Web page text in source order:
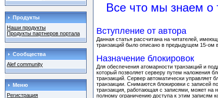
Продукты
Наши продукты
Продукты партнеров портала
Сообщества
Alef community
Меню
Регистрация
Все что мы знаем о
Вступление от автора
Данная статья рассчитана на читателей,
транзакций было описано в предыдущем 15-ом
Назначение блокировок
Для обеспечения атомарности транзакций и
который позволяет серверу путем наложения
транзакций. Сервер автоматически управляет
транзакции. Снимаются блокировки с записей
транзакция, работающая с записями, может на
полному ограничению доступа к этим записям